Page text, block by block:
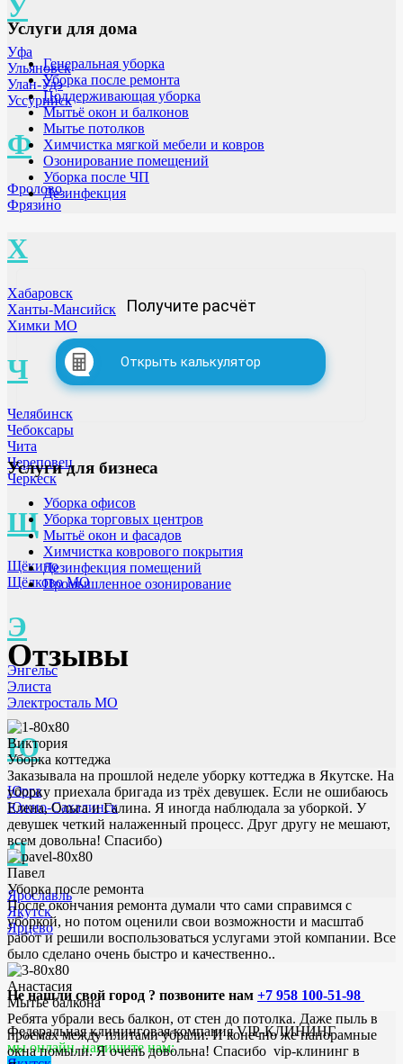
У
Уфа
Ульяновск
Улан-Удэ
Уссурийск
Ф
Фролово
Фрязино
Х
Хабаровск
Ханты-Мансийск
Химки МО
Ч
Челябинск
Чебоксары
Чита
Череповец
Черкеск
Щ
Щёкино
Щёлково МО
Э
Энгельс
Элиста
Электросталь МО
Ю
Юрга
Южно-Сахалинск
Я
Ярославль
Якутск
Ярцево
Не нашли свой город ? позвоните нам +7 958 100-51-98
Федеральная клининговая компания VIP-КЛИНИНГ
мы онлайн, напишите нам:
Услуги для дома
Генеральная уборка
Уборка после ремонта
Поддерживающая уборка
Мытьё окон и балконов
Мытье потолков
Химчистка мягкой мебели и ковров
Озонирование помещений
Уборка после ЧП
Дезинфекция
Получите расчёт
Открыть калькулятор
Услуги для бизнеса
Уборка офисов
Уборка торговых центров
Мытьё окон и фасадов
Химчистка коврового покрытия
Дезинфекция помещений
Промышленное озонирование
Отзывы
Виктория
Уборка коттеджа
Заказывала на прошлой неделе уборку коттеджа в Якутске. На
уборку приехала бригада из трёх девушек. Если не ошибаюсь
Елена, Ольга и Галина. Я иногда наблюдала за уборкой. У
девушек четкий налаженный процесс. Друг другу не мешают,
всем довольна! Спасибо)
Павел
Уборка после ремонта
После окончания ремонта думали что сами справимся с
уборкой, но потом оценили свои возможности и масштаб
работ и решили воспользоваться услугами этой компании. Все
было сделано очень быстро и качественно..
Анастасия
Мытьё балкона
Ребята убрали весь балкон, от стен до потолка. Даже пыль в
проемах между плитами убрали. И конечно же панорамные
окна помыли. Я очень довольна! Спасибо vip-клининг в